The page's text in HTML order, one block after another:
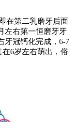
在第二乳磨牙后面
左右第一恒磨牙牙
牙冠钙化完成，6-7
6岁左右萌出，俗